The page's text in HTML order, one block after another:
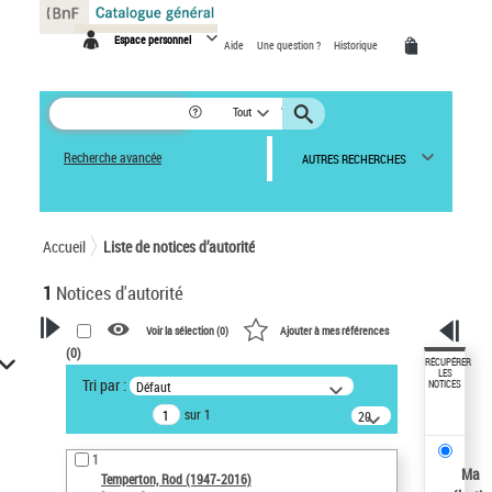
Espace personnel Aide Une question ? Historique
Tout
Recherche avancée AUTRES RECHERCHES
Accueil Liste de notices d’autorité
1 Notices d'autorité
VOTRE RECHERCHE
Recherche avancée dans les
notices d’autorité
Œuvres liées à l'auteur :
Temperton, Rod (1947-2016)
Voir la sélection (0) Ajouter à mes références
(0)
Tri par : Défaut
sur 1
20
résultats/page
1
Temperton, Rod (1947-2016)
RÉCUPÉRER
LES
NOTICES
Ma
Panneau de gestion des cookies